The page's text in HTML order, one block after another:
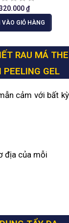
₫
VÀO GIỎ HÀNG
RAU MÁ THE
PEELING GEL
cảm với bất kỳ
địa của mỗi